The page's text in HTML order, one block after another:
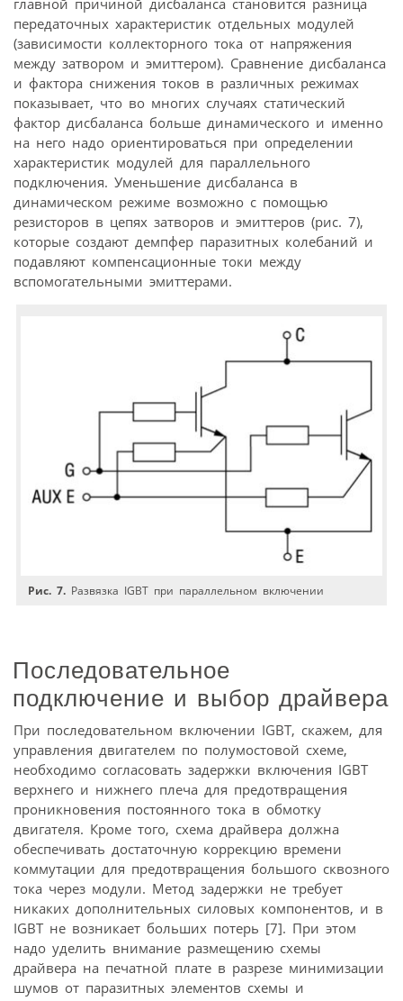
главной причиной дисбаланса становится разница
передаточных характеристик отдельных модулей
(зависимости коллекторного тока от напряжения
между затвором и эмиттером). Сравнение дисбаланса
и фактора снижения токов в различных режимах
показывает, что во многих случаях статический
фактор дисбаланса больше динамического и именно
на него надо ориентироваться при определении
характеристик модулей для параллельного
подключения. Уменьшение дисбаланса в
динамическом режиме возможно с помощью
резисторов в цепях затворов и эмиттеров (рис. 7),
которые создают демпфер паразитных колебаний и
подавляют компенсационные токи между
вспомогательными эмиттерами.
Рис. 7. Развязка IGBT при параллельном включении
Последовательное
подключение и выбор драйвера
При последовательном включении IGBT, скажем, для
управления двигателем по полумостовой схеме,
необходимо согласовать задержки включения IGBT
верхнего и нижнего плеча для предотвращения
проникновения постоянного тока в обмотку
двигателя. Кроме того, схема драйвера должна
обеспечивать достаточную коррекцию времени
коммутации для предотвращения большого сквозного
тока через модули. Метод задержки не требует
никаких дополнительных силовых компонентов, и в
IGBT не возникает больших потерь [7]. При этом
надо уделить внимание размещению схемы
драйвера на печатной плате в разрезе минимизации
шумов от паразитных элементов схемы и